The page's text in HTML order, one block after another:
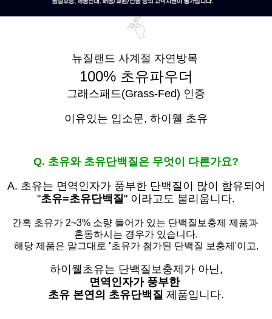
뉴질랜드 사계절 자연방목
100% 초유파우더
그래스패드(Grass-Fed) 인증
이유있는 입소문, 하이웰 초유
Q. 초유와 초유단백질은 무엇이 다른가요?
A. 초유는 면역인자가 풍부한 단백질이 많이 함유되어
"초유=초유단백질" 이라고도 불리웁니다.
간혹 초유가 2~3% 소량 들어가 있는 단백질보충제 제품과
혼동하시는 경우가 있습니다.
해당 제품은 말그대로 '초유가 첨가된 단백질 보충제'이고,
하이웰초유는 단백질보충제가 아닌,
면역인자가 풍부한
초유 본연의 초유단백질 제품입니다.